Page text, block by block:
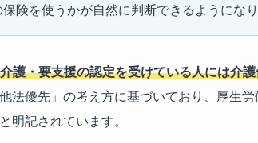
険を使うかが自然に判断できるようになり
護・要支援の認定を受けている人には介
法優先」の考え方に基づいており、厚生
明記されています。